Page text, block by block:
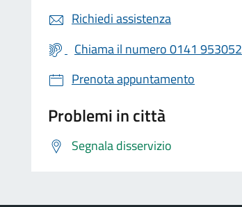
Richiedi assistenza
Chiama il numero 0141 953052
Prenota appuntamento
Problemi in città
Segnala disservizio